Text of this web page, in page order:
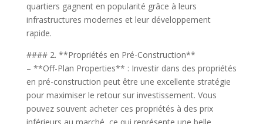
quartiers gagnent en popularité grâce à leurs
infrastructures modernes et leur développement
rapide.
#### 2. **Propriétés en Pré-Construction**
– **Off-Plan Properties** : Investir dans des propriétés
en pré-construction peut être une excellente stratégie
pour maximiser le retour sur investissement. Vous
pouvez souvent acheter ces propriétés à des prix